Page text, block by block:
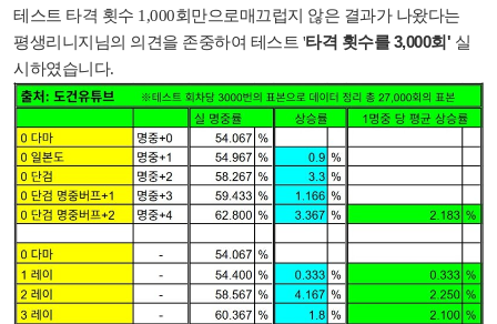
테스트 타격 횟수 1,000회만으로매끄럽지 않은 결과가 나왔다는
평생리니지님의 의견을 존중하여 테스트 '타격 횟수를 3,000회' 실
시하였습니다.